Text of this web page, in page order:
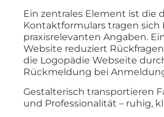
Ein zentrales Element ist die
Kontaktformulars tragen
praxisrelevanten Angaben.
Website reduziert
die Logopädie Webseite
Rückmeldung bei
Gestalterisch transportieren
und Professionalität – ruhig,